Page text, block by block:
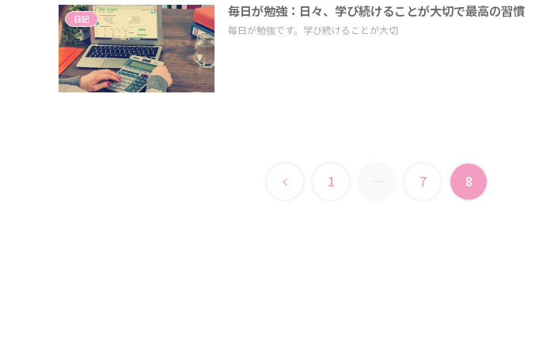
日記 毎日が勉強：日々、学び続けることが大切で最高の習慣
毎日が勉強です。学び続けることが大切
前
1 … 7 8